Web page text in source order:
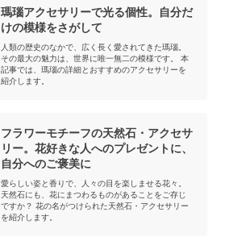
瑪瑙アクセサリーで光る個性。自分だ
けの模様をさがして
人類の歴史のなかで、広く長く愛されてきた瑪瑙。
その最大の魅力は、世界に唯一無二の模様です。 本
記事では、瑪瑙の詳細とおすすめのアクセサリーを
紹介します。
フラワーモチーフの天然石・アクセサ
リー。花好きな人へのプレゼントに、
自分へのご褒美に
愛らしい姿と香りで、人々の目を楽しませる花々。
天然石にも、花にまつわるものがあることをご存じ
ですか？ 花の名がつけられた天然石・アクセサリー
を紹介します。